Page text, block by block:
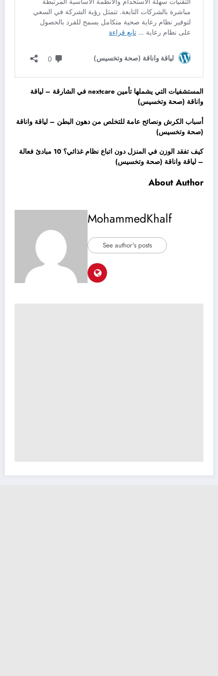
المستشفيات التي يشملها تأمين nextcare في الشارقة – لياقة
واناقة (صحة وتخسيس)
أسباب الكرش ونصائح عامة للتخلص من دهون البطن – لياقة واناقة
(صحة وتخسيس)
كيف تفقد الوزن في المنزل دون اتباع نظام غذائي؟ 10 مبادئ فعالة
– لياقة واناقة (صحة وتخسيس)
About Author
MohammedKhalf
See author's posts